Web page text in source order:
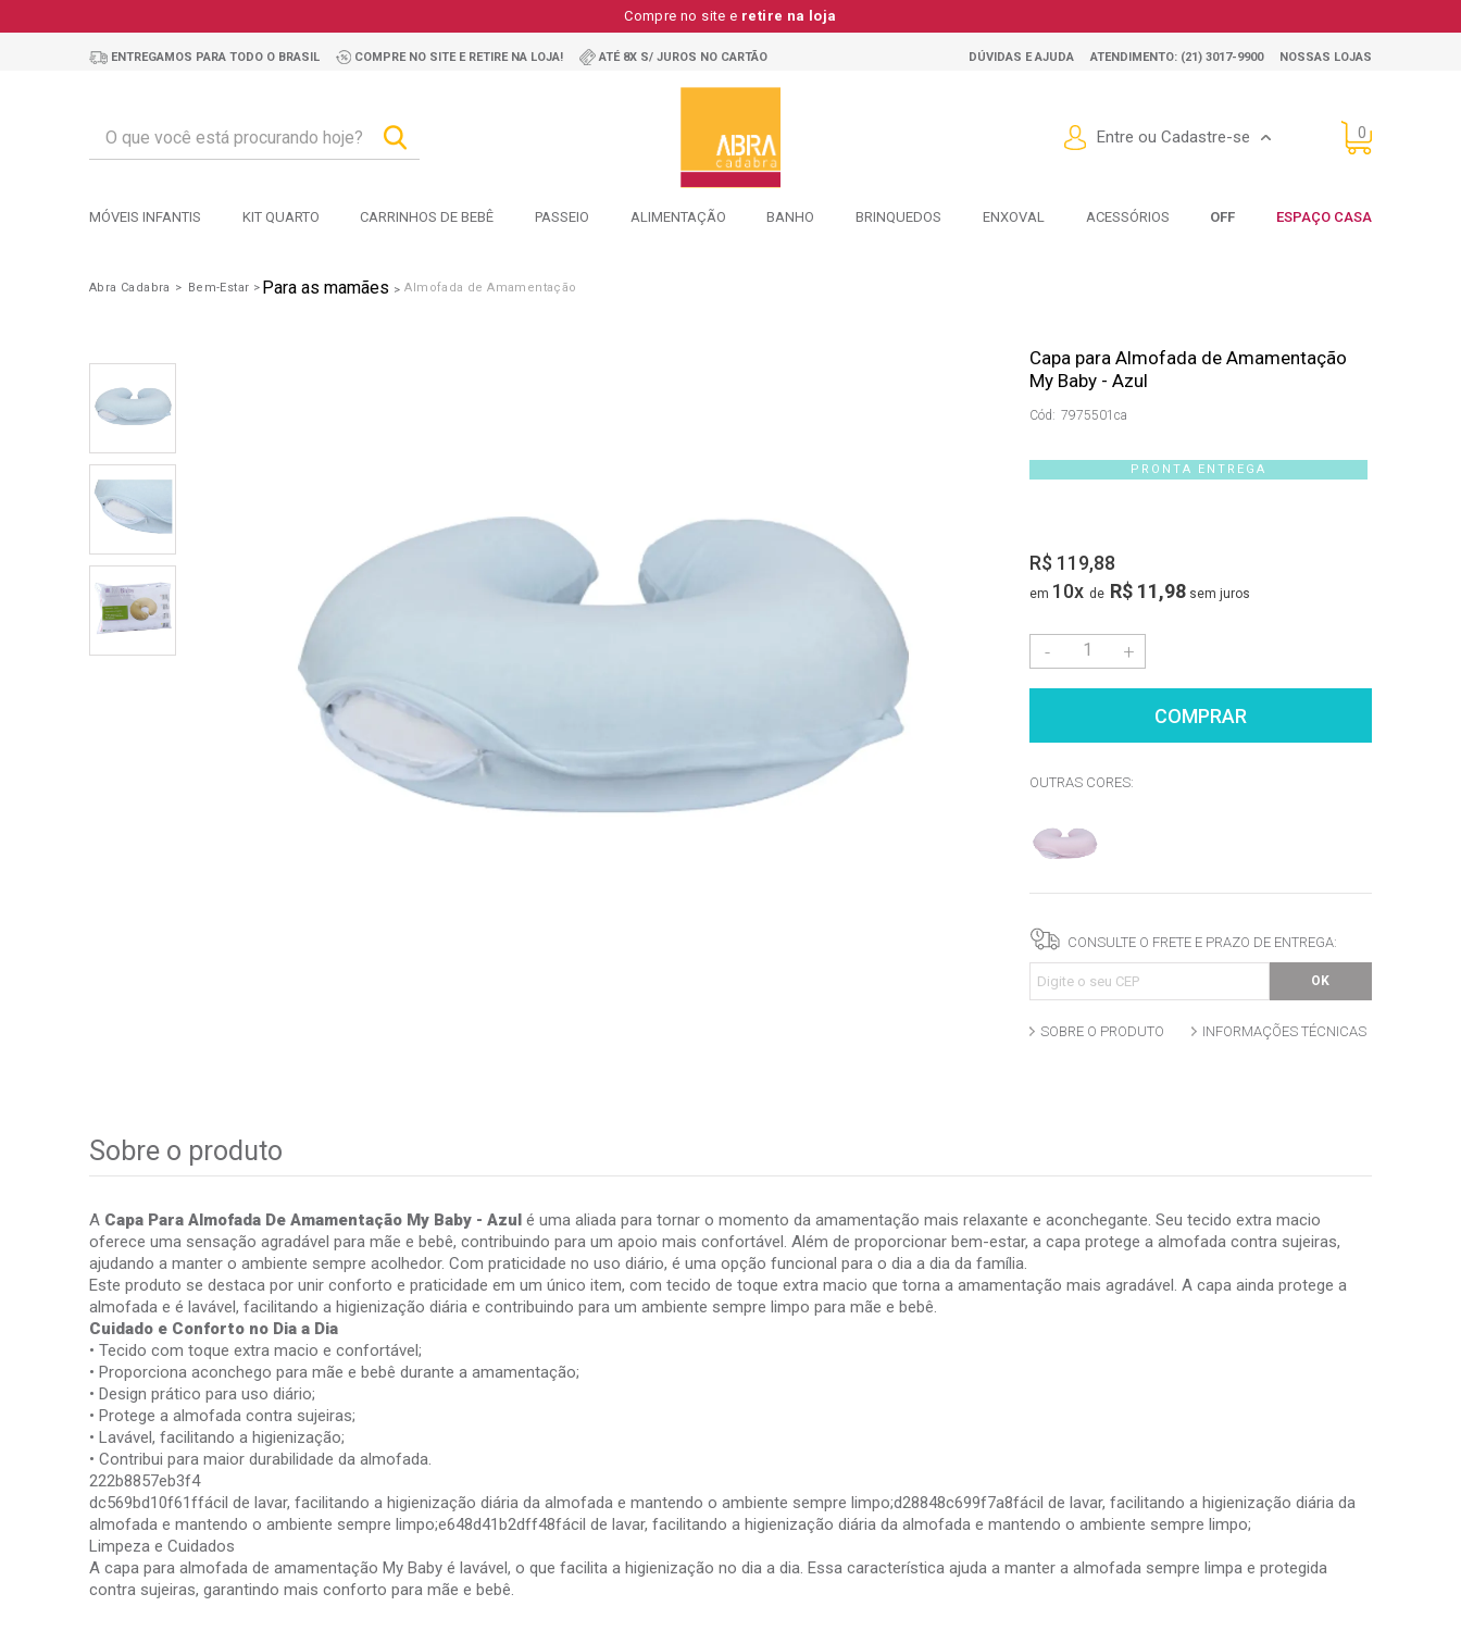
Compre no site e retire na loja
ENTREGAMOS PARA TODO O BRASIL COMPRE NO SITE E RETIRE NA LOJA! ATÉ 8X S/ JUROS NO CARTÃO DÚVIDAS E AJUDA ATENDIMENTO: (21) 3017-9900 NOSSAS LOJAS
Entre ou Cadastre-se 0
MÓVEIS INFANTIS KIT QUARTO CARRINHOS DE BEBÊ PASSEIO ALIMENTAÇÃO BANHO BRINQUEDOS ENXOVAL ACESSÓRIOS OFF ESPAÇO CASA
Abra Cadabra Bem-Estar Para as mamães Almofada de Amamentação
Capa para Almofada de Amamentação
My Baby - Azul
Cód: 7975501ca
PRONTA ENTREGA
R$ 119,88
10x R$ 11,98 sem juros
- +
COMPRAR
OUTRAS CORES:
CONSULTE O FRETE E PRAZO DE ENTREGA:
SOBRE O PRODUTO INFORMAÇÕES TÉCNICAS
Sobre o produto
A Capa Para Almofada De Amamentação My Baby - Azul é uma aliada para tornar o momento da amamentação mais relaxante e aconchegante. Seu tecido extra macio
oferece uma sensação agradável para mãe e bebê, contribuindo para um apoio mais confortável. Além de proporcionar bem-estar, a capa protege a almofada contra sujeiras,
ajudando a manter o ambiente sempre acolhedor. Com praticidade no uso diário, é uma opção funcional para o dia a dia da família.
Este produto se destaca por unir conforto e praticidade em um único item, com tecido de toque extra macio que torna a amamentação mais agradável. A capa ainda protege a
almofada e é lavável, facilitando a higienização diária e contribuindo para um ambiente sempre limpo para mãe e bebê.
Cuidado e Conforto no Dia a Dia
• Tecido com toque extra macio e confortável;
• Proporciona aconchego para mãe e bebê durante a amamentação;
• Design prático para uso diário;
• Protege a almofada contra sujeiras;
• Lavável, facilitando a higienização;
• Contribui para maior durabilidade da almofada.
222b8857eb3f4
dc569bd10f61ffácil de lavar, facilitando a higienização diária da almofada e mantendo o ambiente sempre limpo;d28848c699f7a8fácil de lavar, facilitando a higienização diária da
almofada e mantendo o ambiente sempre limpo;e648d41b2dff48fácil de lavar, facilitando a higienização diária da almofada e mantendo o ambiente sempre limpo;
Limpeza e Cuidados
A capa para almofada de amamentação My Baby é lavável, o que facilita a higienização no dia a dia. Essa característica ajuda a manter a almofada sempre limpa e protegida
contra sujeiras, garantindo mais conforto para mãe e bebê.
Encontre este produto nas lojas físicas